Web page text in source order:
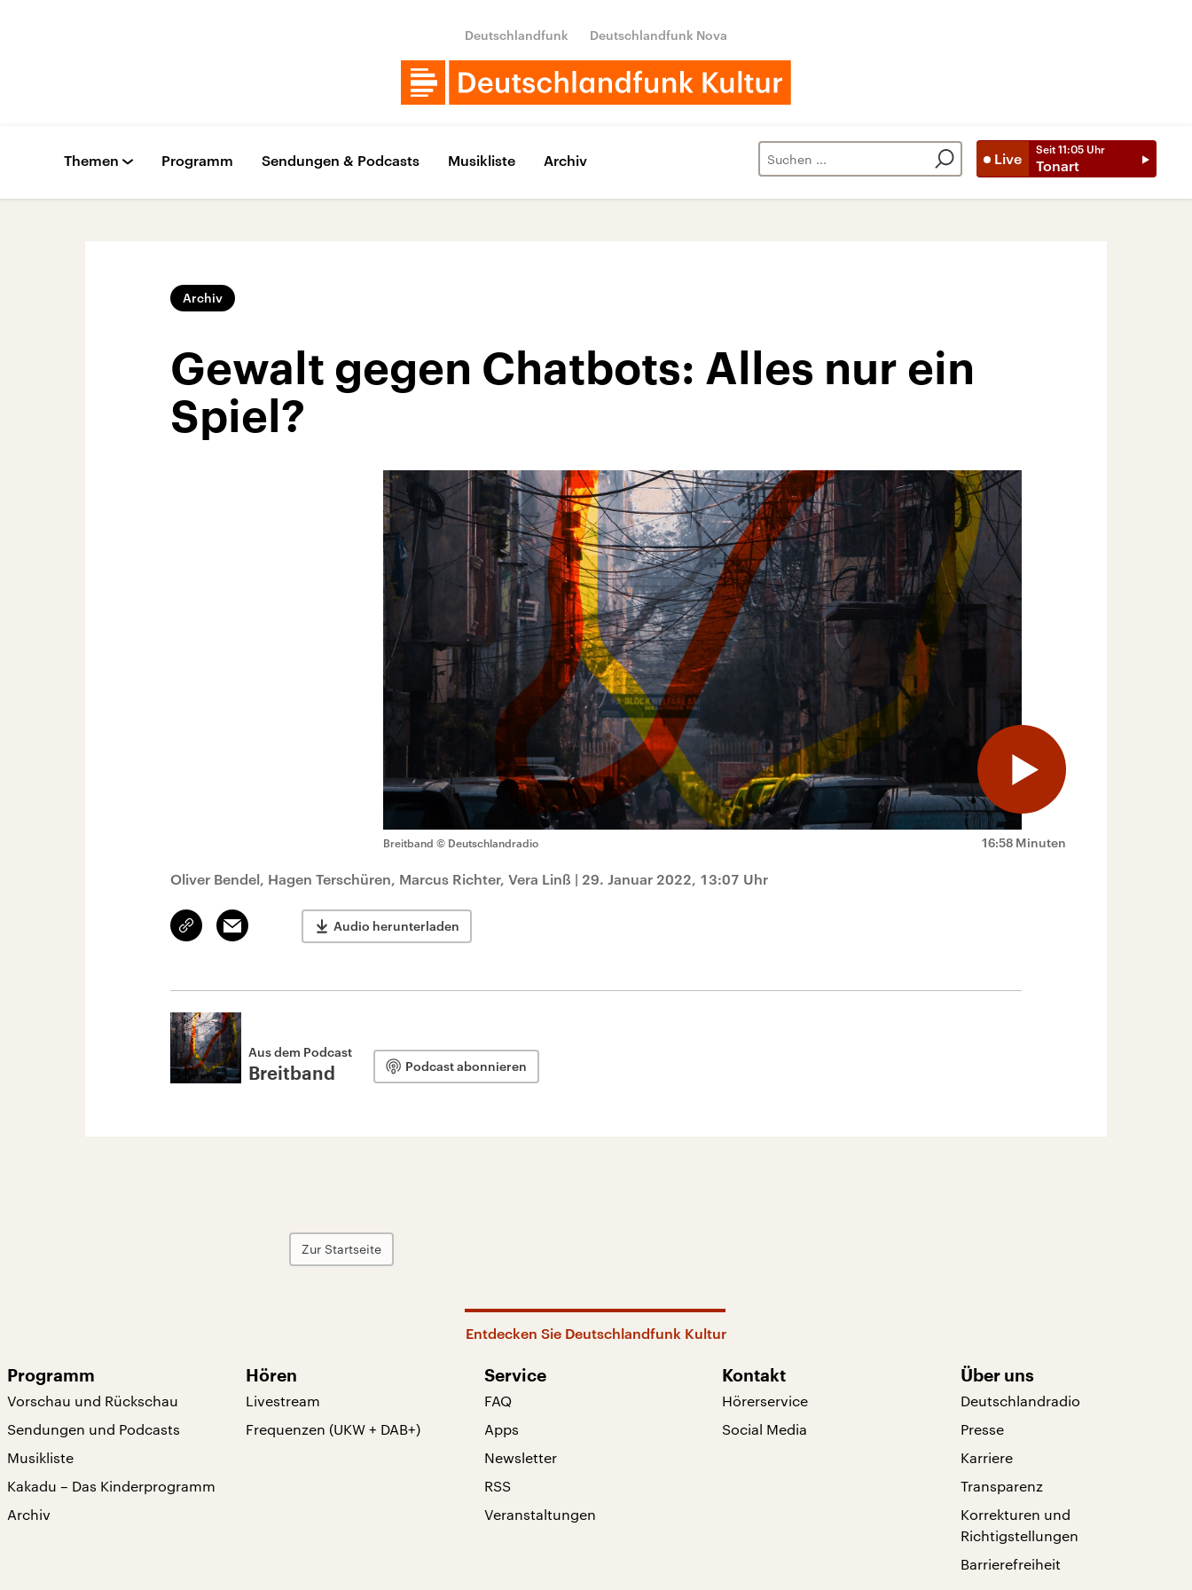
Deutschlandfunk Deutschlandfunk Nova
Live
Seit 11:05 Uhr
Tonart
Themen Programm Sendungen & Podcasts Musikliste Archiv
Archiv
Gewalt gegen Chatbots: Alles nur ein
Spiel?
16:58 Minuten
Breitband © Deutschlandradio
Oliver Bendel, Hagen Terschüren, Marcus Richter, Vera Linß | 29. Januar 2022, 13:07 Uhr
Link
kopieren/teilen
Email Audio herunterladen
Aus dem Podcast
Breitband Podcast abonnieren
Zur Startseite
Entdecken Sie Deutschlandfunk Kultur
Programm
Vorschau und Rückschau
Sendungen und Podcasts
Musikliste
Kakadu – Das Kinderprogramm
Archiv
Hören
Livestream
Frequenzen (UKW + DAB+)
Service
FAQ
Apps
Newsletter
RSS
Veranstaltungen
Kontakt
Hörerservice
Social Media
Über uns
Deutschlandradio
Presse
Karriere
Transparenz
Korrekturen und
Richtigstellungen
Barrierefreiheit